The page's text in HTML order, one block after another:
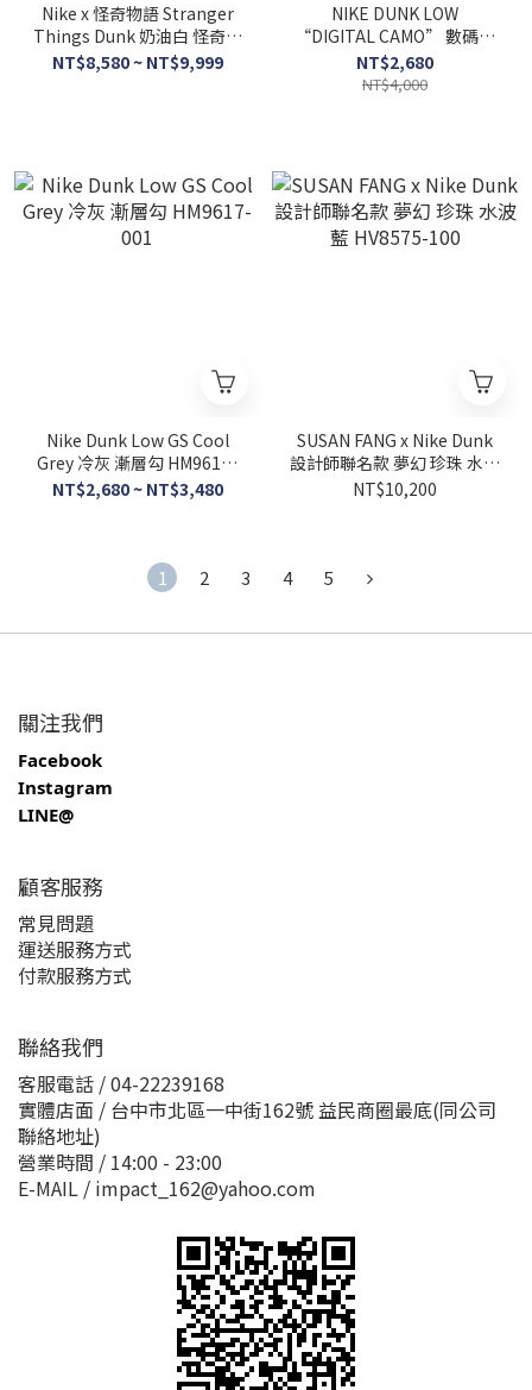
Nike x 怪奇物語 Stranger
Things Dunk 奶油白 怪奇物
語 顛倒世界 IH6766-001
NT$8,580 ~ NT$9,999
NIKE DUNK LOW
“DIGITAL CAMO” 數碼迷
彩 男鞋 IB2260-500
NT$2,680
NT$4,000
Nike Dunk Low GS Cool
Grey 冷灰 漸層勾 HM9617-
001
NT$2,680 ~ NT$3,480
SUSAN FANG x Nike Dunk
設計師聯名款 夢幻 珍珠 水波
藍 HV8575-100
NT$10,200
1 2 3 4 5
關注我們
Facebook
Instagram
LINE@
顧客服務
常見問題
運送服務方式
付款服務方式
聯絡我們
客服電話 / 04-22239168
實體店面 / 台中市北區一中街162號 益民商圈最底(同公司
聯絡地址)
營業時間 / 14:00 - 23:00
E-MAIL / impact_162@yahoo.com